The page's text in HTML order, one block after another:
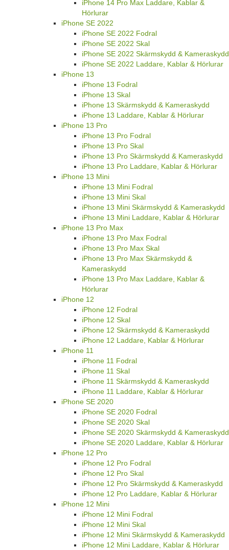
iPhone 14 Pro Max Laddare, Kablar &
Hörlurar
iPhone SE 2022
iPhone SE 2022 Fodral
iPhone SE 2022 Skal
iPhone SE 2022 Skärmskydd & Kameraskydd
iPhone SE 2022 Laddare, Kablar & Hörlurar
iPhone 13
iPhone 13 Fodral
iPhone 13 Skal
iPhone 13 Skärmskydd & Kameraskydd
iPhone 13 Laddare, Kablar & Hörlurar
iPhone 13 Pro
iPhone 13 Pro Fodral
iPhone 13 Pro Skal
iPhone 13 Pro Skärmskydd & Kameraskydd
iPhone 13 Pro Laddare, Kablar & Hörlurar
iPhone 13 Mini
iPhone 13 Mini Fodral
iPhone 13 Mini Skal
iPhone 13 Mini Skärmskydd & Kameraskydd
iPhone 13 Mini Laddare, Kablar & Hörlurar
iPhone 13 Pro Max
iPhone 13 Pro Max Fodral
iPhone 13 Pro Max Skal
iPhone 13 Pro Max Skärmskydd &
Kameraskydd
iPhone 13 Pro Max Laddare, Kablar &
Hörlurar
iPhone 12
iPhone 12 Fodral
iPhone 12 Skal
iPhone 12 Skärmskydd & Kameraskydd
iPhone 12 Laddare, Kablar & Hörlurar
iPhone 11
iPhone 11 Fodral
iPhone 11 Skal
iPhone 11 Skärmskydd & Kameraskydd
iPhone 11 Laddare, Kablar & Hörlurar
iPhone SE 2020
iPhone SE 2020 Fodral
iPhone SE 2020 Skal
iPhone SE 2020 Skärmskydd & Kameraskydd
iPhone SE 2020 Laddare, Kablar & Hörlurar
iPhone 12 Pro
iPhone 12 Pro Fodral
iPhone 12 Pro Skal
iPhone 12 Pro Skärmskydd & Kameraskydd
iPhone 12 Pro Laddare, Kablar & Hörlurar
iPhone 12 Mini
iPhone 12 Mini Fodral
iPhone 12 Mini Skal
iPhone 12 Mini Skärmskydd & Kameraskydd
iPhone 12 Mini Laddare, Kablar & Hörlurar